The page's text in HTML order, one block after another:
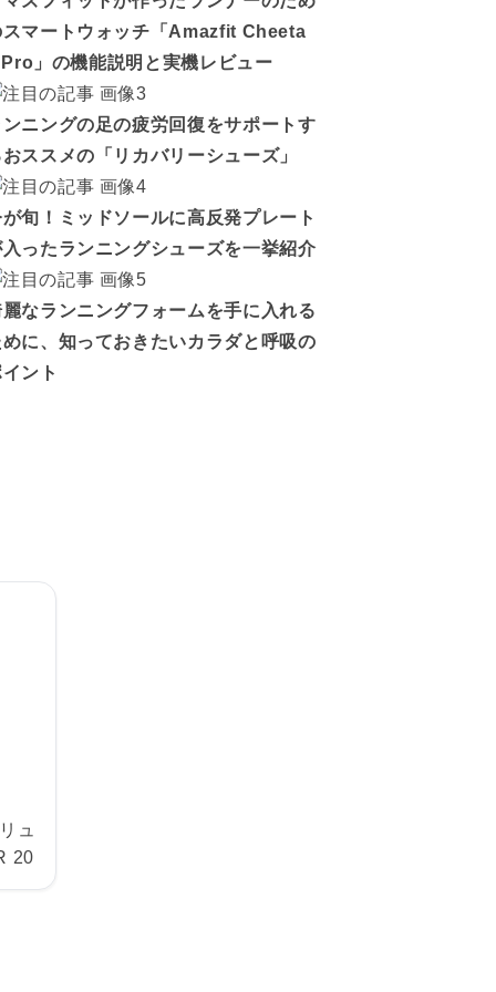
スマートウォッチ「Amazfit Cheeta
」の機能説明と実機レビュー
ニングの足の疲労回復をサポートす
ススメの「リカバリーシューズ」
旬！ミッドソールに高反発プレート
ったランニングシューズを一挙紹介
なランニングフォームを手に入れる
に、知っておきたいカラダと呼吸の
ント
ュ
20